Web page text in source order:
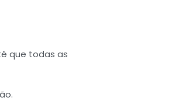
que todas as